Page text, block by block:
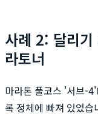
사례 2: 달리기
라토너
마라톤 풀코스 '서브-
록 정체에 빠져 있었